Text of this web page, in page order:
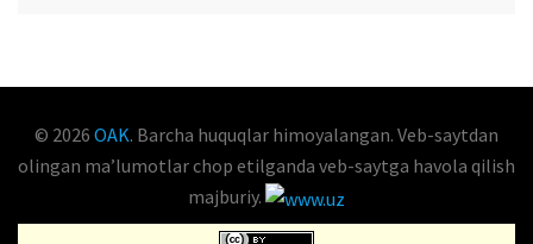
© 2026 OAK. Barcha huquqlar himoyalangan. Veb-saytdan
olingan maʼlumotlar chop etilganda veb-saytga havola qilish
majburiy.